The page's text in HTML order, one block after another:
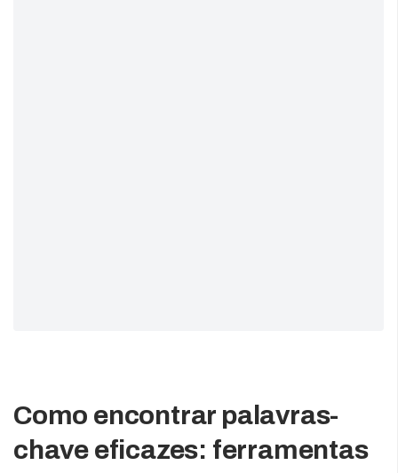
Como encontrar palavras-
chave eficazes: ferramentas